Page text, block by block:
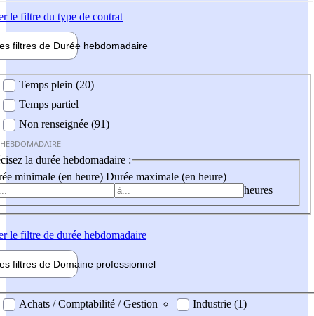
le filtre du type de contrat
filtres de Durée hebdomadaire
Temps plein (20)
Temps partiel
Non renseignée (91)
la durée hebdomadaire :
minimale (en heure) Durée maximale (en heure)
heures
le filtre de durée hebdomadaire
filtres de Domaine professionnel
professionel
Achats / Comptabilité / Gestion
Industrie (1)